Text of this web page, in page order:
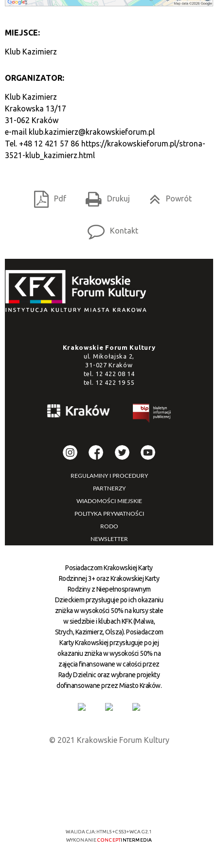
MIEJSCE:
Klub Kazimierz
ORGANIZATOR:
Klub Kazimierz
Krakowska 13/17
31-062 Kraków
e-mail klub.kazimierz@krakowskieforum.pl
Tel. +48 12 421 57 86 https://krakowskieforum.pl/strona-
3521-klub_kazimierz.html
Pdf Drukuj Powrót
Kontakt
Krakowskie Forum Kultury
ul. Mikołajska 2,
31-027 Kraków
tel. 12 422 08 14
tel. 12 422 19 55
REGULAMINY I PROCEDURY
PARTNERZY
WIADOMOŚCI MIEJSKIE
POLITYKA PRYWATNOŚCI
RODO
NEWSLETTER
Posiadaczom Krakowskiej Karty
Rodzinnej 3+ oraz Krakowskiej Karty
Rodziny z Niepełnosprawnym
Dzieckiem przysługuje po ich okazaniu
zniżka w wysokości 50% na kursy stałe
w siedzibie i klubach KFK (Malwa,
Strych, Kazimierz, Olsza). Posiadaczom
Karty Krakowskiej przysługuje po jej
okazaniu zniżka w wysokości 50% na
zajęcia finansowane w całości przez
Rady Dzielnic oraz wybrane projekty
dofinansowane przez Miasto Kraków.
© 2021 Krakowskie Forum Kultury
WALIDACJA: HTML5+CSS3+WCAG 2.1
WYKONANIECONCEPTINTERMEDIA